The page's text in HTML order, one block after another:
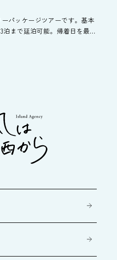
パッケージツアーです。基本
泊まで延泊可能。帰着日を最大